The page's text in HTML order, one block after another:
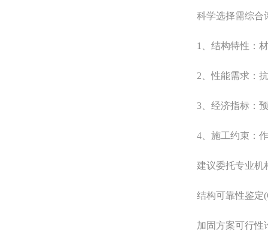
科学选择需综合
1、结构特性：材
2、性能需求：抗
3、经济指标：预
4、施工约束：作
建议委托专业机
结构可靠性鉴定
加固方案可行性